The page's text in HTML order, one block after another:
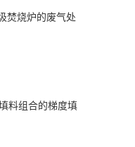
焚烧炉的废气处
料组合的梯度填